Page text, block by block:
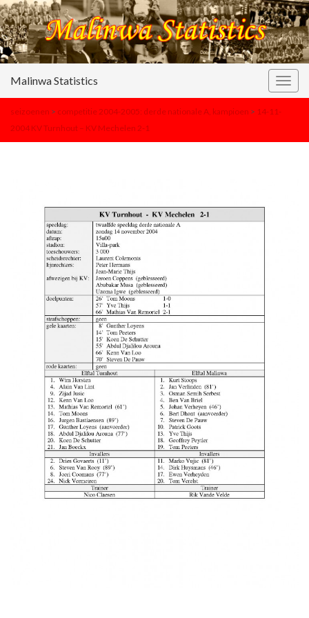
Malinwa Statistics
seizoenen > competitie 2004-2005: derde nationale A, kampioen > 14-11-
2004 KV Turnhout – KV Mechelen 2-1